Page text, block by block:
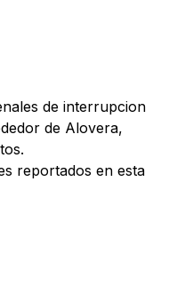
de interrupcion
de Alovera,
reportados en esta